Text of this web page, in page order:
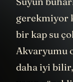
Suyun
gerekmiyor
bir kap su
Akvaryumu
daha iyi